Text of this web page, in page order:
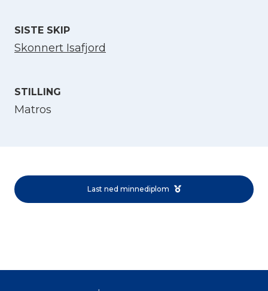
SISTE SKIP
Skonnert Isafjord
STILLING
Matros
Last ned minnediplom
Norsk bokmål